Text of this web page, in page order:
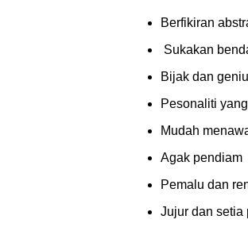
Berfikiran
Sukakan
Bijak dan
Pesonaliti
Mudah
Agak pendiam
Pemalu dan
Jujur dan setia